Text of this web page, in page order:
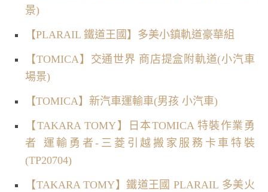
景)
【PLARAIL 鐵道王國】多美小鎮軌道豪華組
【TOMICA】交通世界 商店提盒附軌道(小汽車
場景)
【TOMICA】新汽車運輸車(男孩 小汽車)
【TAKARA TOMY】日本TOMICA 特裝作業勇
者 運輸勇者-三菱引越搬家服務卡車特裝
(TP20704)
【TAKARA TOMY】鐵道王國 PLARAIL 多美火